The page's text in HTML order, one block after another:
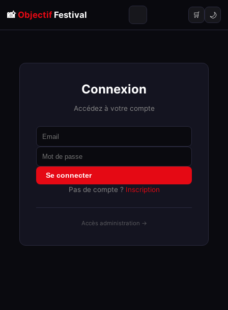
📸 ObjectifFestival 🛒 🌙
Connexion
Accédez à votre compte
Se connecter
Pas de compte ? Inscription
Accès administration →